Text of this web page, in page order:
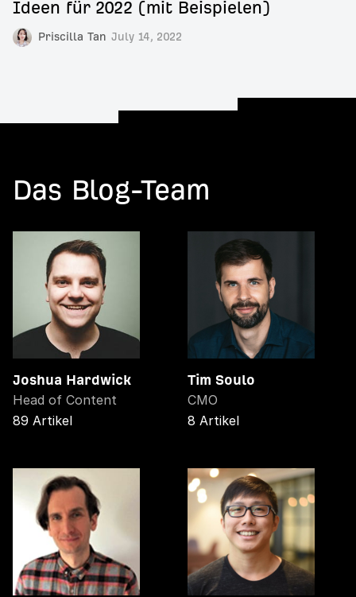
Priscilla Tan July 14, 2022
Ideen für 2022 (mit Beispielen)
Das Blog-Team
Joshua Hardwick
Head of Content
89 Artikel
Tim Soulo
CMO
8 Artikel